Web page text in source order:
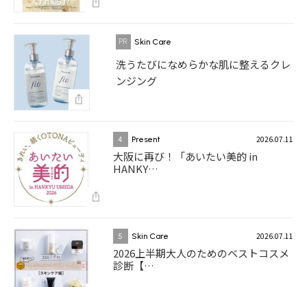
Skin Care
洗うたびになめらかな肌に整えるクレ
ンジング
4 Present 2026.07.11
大阪に再び！「あいたい美的 in
HANKY…
5 Skin Care 2026.07.11
2026上半期大人のためのベストコスメ
診断【…